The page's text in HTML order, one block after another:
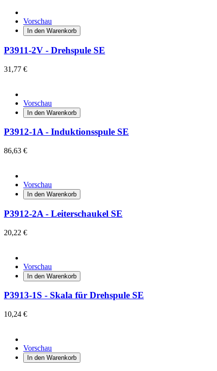
Vorschau
In den Warenkorb
P3911-2V - Drehspule SE
31,77 €
Vorschau
In den Warenkorb
P3912-1A - Induktionsspule SE
86,63 €
Vorschau
In den Warenkorb
P3912-2A - Leiterschaukel SE
20,22 €
Vorschau
In den Warenkorb
P3913-1S - Skala für Drehspule SE
10,24 €
Vorschau
In den Warenkorb